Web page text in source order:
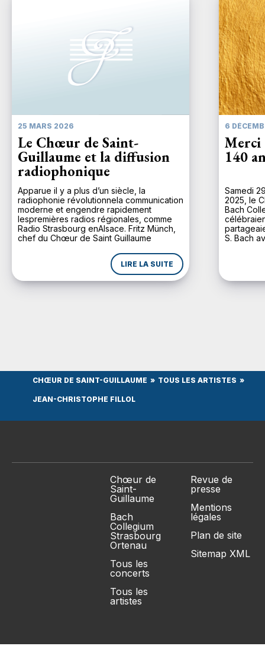
25 MARS 2026
Le Chœur de Saint-
Guillaume et la diffusion
radiophonique
Apparue il y a plus d’un siècle, la
radiophonie révolutionnela communication
moderne et engendre rapidement
lespremières radios régionales, comme
Radio Strasbourg enAlsace. Fritz Münch,
chef du Chœur de Saint Guillaume
l’importance de ce média pour uneplus
large diffusion de la musique. Lors de son
inaugurationle 11 novembre 1930, Radio
Strasbourg diffuse en […]
LIRE LA SUITE
6
Merci
140
Samedi
2025, le
Bach
S. Bach
CHŒUR DE SAINT-GUILLAUME TOUS LES ARTISTES
JEAN-CHRISTOPHE FILLOL
Chœur de
Saint-
Guillaume
Bach
Collegium
Strasbourg
Ortenau
Tous les
concerts
Tous les
artistes
Revue de
presse
Mentions
légales
Plan de site
Sitemap XML